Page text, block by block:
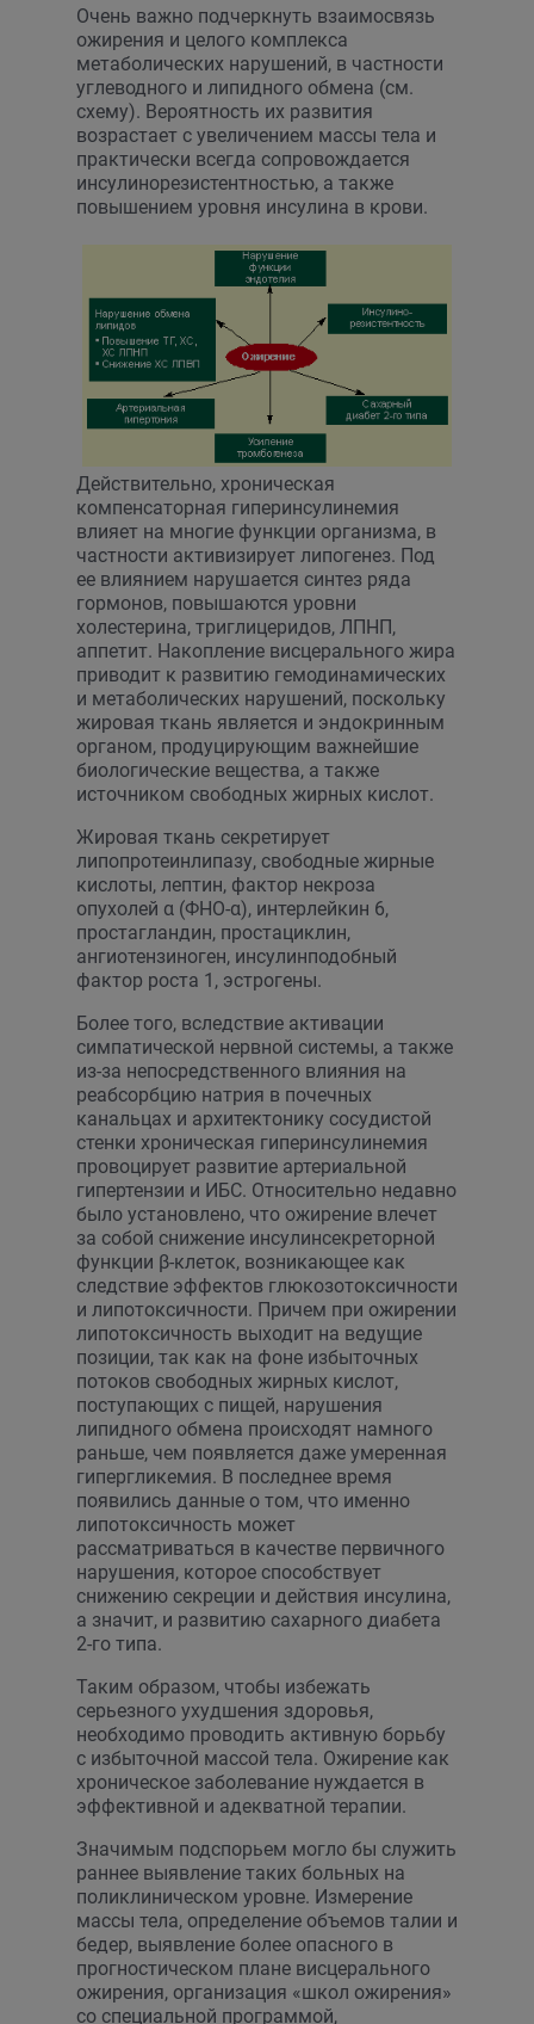
Очень важно подчеркнуть взаимосвязь
ожирения и целого комплекса
метаболических нарушений, в частности
углеводного и липидного обмена (см.
схему). Вероятность их развития
возрастает с увеличением массы тела и
практически всегда сопровождается
инсулинорезистентностью, а также
повышением уровня инсулина в крови.
Действительно, хроническая
компенсаторная гиперинсулинемия
влияет на многие функции организма, в
частности активизирует липогенез. Под
ее влиянием нарушается синтез ряда
гормонов, повышаются уровни
холестерина, триглицеридов, ЛПНП,
аппетит. Накопление висцерального жира
приводит к развитию гемодинамических
и метаболических нарушений, поскольку
жировая ткань является и эндокринным
органом, продуцирующим важнейшие
биологические вещества, а также
источником свободных жирных кислот.
Жировая ткань секретирует
липопротеинлипазу, свободные жирные
кислоты, лептин, фактор некроза
опухолей α (ФНО-α), интерлейкин 6,
простагландин, простациклин,
ангиотензиноген, инсулинподобный
фактор роста 1, эстрогены.
Более того, вследствие активации
симпатической нервной системы, а также
из-за непосредственного влияния на
реабсорбцию натрия в почечных
канальцах и архитектонику сосудистой
стенки хроническая гиперинсулинемия
провоцирует развитие артериальной
гипертензии и ИБС. Относительно недавно
было установлено, что ожирение влечет
за собой снижение инсулинсекреторной
функции β-клеток, возникающее как
следствие эффектов глюкозотоксичности
и липотоксичности. Причем при ожирении
липотоксичность выходит на ведущие
позиции, так как на фоне избыточных
потоков свободных жирных кислот,
поступающих с пищей, нарушения
липидного обмена происходят намного
раньше, чем появляется даже умеренная
гипергликемия. В последнее время
появились данные о том, что именно
липотоксичность может
рассматриваться в качестве первичного
нарушения, которое способствует
снижению секреции и действия инсулина,
а значит, и развитию сахарного диабета
2-го типа.
Таким образом, чтобы избежать
серьезного ухудшения здоровья,
необходимо проводить активную борьбу
с избыточной массой тела. Ожирение как
хроническое заболевание нуждается в
эффективной и адекватной терапии.
Значимым подспорьем могло бы служить
раннее выявление таких больных на
поликлиническом уровне. Измерение
массы тела, определение объемов талии и
бедер, выявление более опасного в
прогностическом плане висцерального
ожирения, организация «школ ожирения»
со специальной программой,